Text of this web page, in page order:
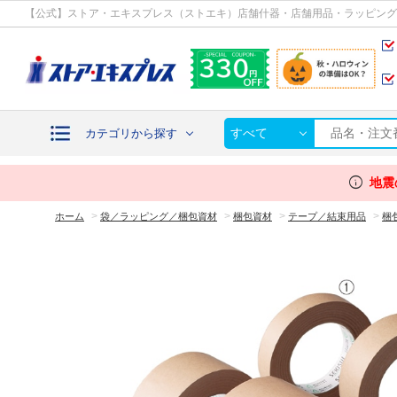
【公式】ストア・エキスプレス（ストエキ）店舗什器・店舗用品・ラッピン
カテゴリから探す すべて
info 地
ホーム > 袋／ラッピング／梱包資材 > 梱包資材 > テープ／結束用品 > 梱